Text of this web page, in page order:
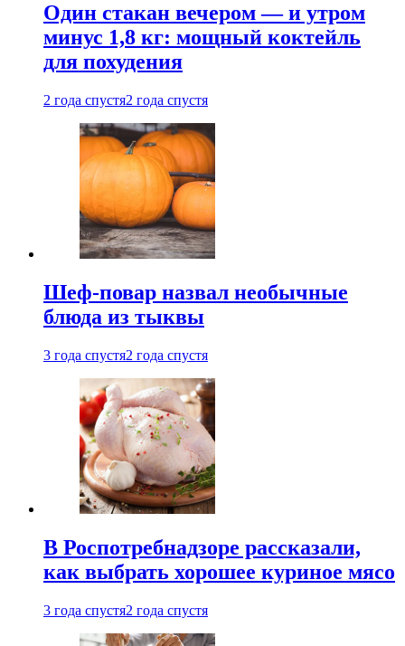
Один стакан вечером — и утром
минус 1,8 кг: мощный коктейль
для похудения
2 года спустя2 года спустя
Шеф-повар назвал необычные
блюда из тыквы
3 года спустя2 года спустя
В Роспотребнадзоре рассказали,
как выбрать хорошее куриное мясо
3 года спустя2 года спустя